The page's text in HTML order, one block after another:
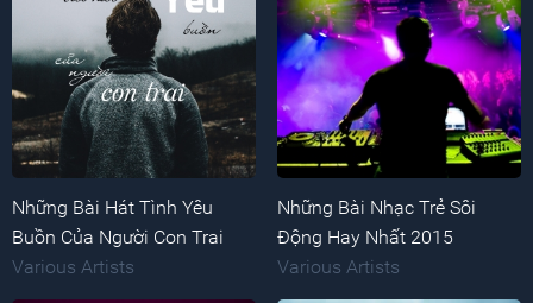
Những Bài Hát Tình Yêu
Buồn Của Người Con Trai
Various Artists
Những Bài Nhạc Trẻ Sôi
Động Hay Nhất 2015
Various Artists